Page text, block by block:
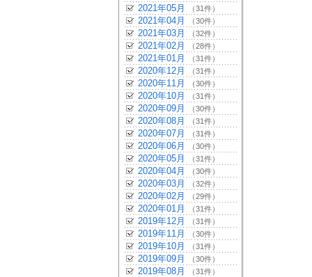
2021年05月 （31件）
2021年04月 （30件）
2021年03月 （32件）
2021年02月 （28件）
2021年01月 （31件）
2020年12月 （31件）
2020年11月 （30件）
2020年10月 （31件）
2020年09月 （30件）
2020年08月 （31件）
2020年07月 （31件）
2020年06月 （30件）
2020年05月 （31件）
2020年04月 （30件）
2020年03月 （32件）
2020年02月 （29件）
2020年01月 （31件）
2019年12月 （31件）
2019年11月 （30件）
2019年10月 （31件）
2019年09月 （30件）
2019年08月 （31件）